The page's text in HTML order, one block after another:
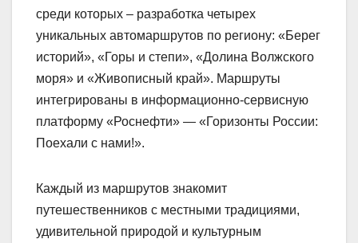
среди которых – разработка четырех
уникальных автомаршрутов по региону: «Берег
историй», «Горы и степи», «Долина Волжского
моря» и «Живописный край». Маршруты
интегрированы в информационно-сервисную
платформу «Роснефти» — «Горизонты России:
Поехали с нами!».
Каждый из маршрутов знакомит
путешественников с местными традициями,
удивительной природой и культурным